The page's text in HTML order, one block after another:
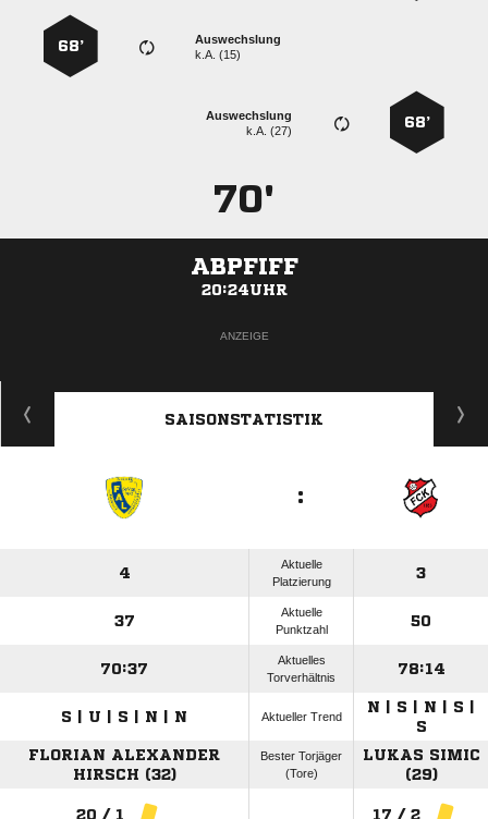
Auswechslung
k.A. (15)
68’
68’
Auswechslung
k.A. (27)
70'
ABPFIFF
20:24UHR
ANZEIGE
SAISONSTATISTIK
:
4
Aktuelle
Platzierung
3
37
Aktuelle
Punktzahl
50
70:37
Aktuelles
Torverhältnis
78:14
S | U | S | N | N Aktueller Trend
N | S | N | S |
S
FLORIAN ALEXANDER
HIRSCH (32)
Bester Torjäger
(Tore)
LUKAS SIMIC
(29)
20 / 1 17 / 2